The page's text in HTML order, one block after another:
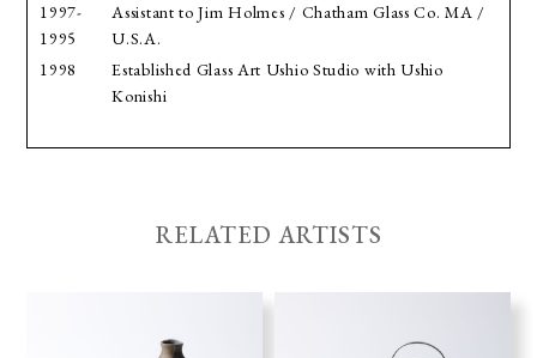
1997-
1995
Assistant to Jim Holmes / Chatham Glass Co. MA /
U.S.A.
1998
Established Glass Art Ushio Studio with Ushio
Konishi
RELATED ARTISTS